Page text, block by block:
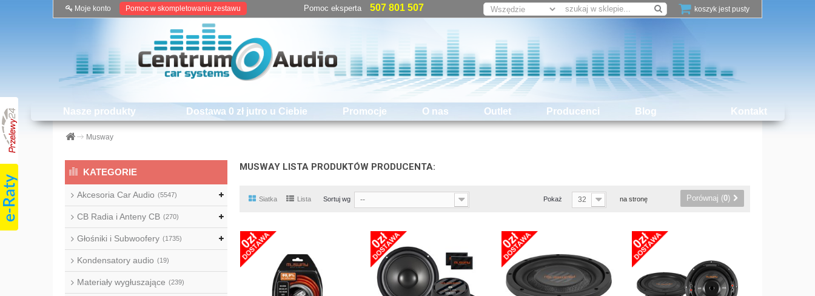
koszyk jest pusty
Moje konto Pomoc w skompletowaniu zestawu Pomoc eksperta 507 801 507
Nasze produkty Dostawa 0 zł jutro u Ciebie Promocje O nas Outlet Producenci Blog Kontakt
Musway
KATEGORIE
Akcesoria Car Audio (5547)
CB Radia i Anteny CB (270)
Głośniki i Subwoofery (1735)
Kondensatory audio (19)
Materiały wygłuszające (239)
MUSWAY LISTA PRODUKTÓW PRODUCENTA:
Siatka Lista Sortuj wg -- Pokaż 32 na stronę Porównaj (0)